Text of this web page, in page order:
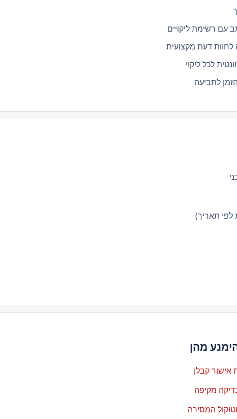
עם רשימת ליקויים
לחוות דעת מקצועית
לכל ליקוי
לתביעה
לפי תאריך)
מהן
אישור קבלן
מקיפה
המסירה